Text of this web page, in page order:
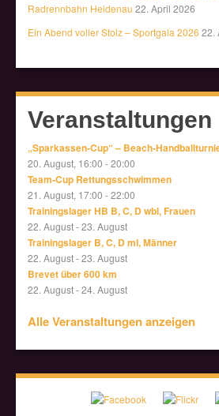
Radrennbahn Heidenau 22. April 2026
Ein Abend voller Stolz – Sportgala 2026 22.
Veranstaltungen
„Sparkassen-Cup“ – Beach-
20. August, 16:00 -20:00
Team-Cup Rettungsschwimmen
21. August, 17:00 -22:00
Trainingslager HB B, C, D wbl, Frauen
22. August-23. August
Trainingslager B, C, D ml, Männer
22. August-23. August
Brevet über 600 km
22. August-24. August
Alle Veranstaltungen anzeigen